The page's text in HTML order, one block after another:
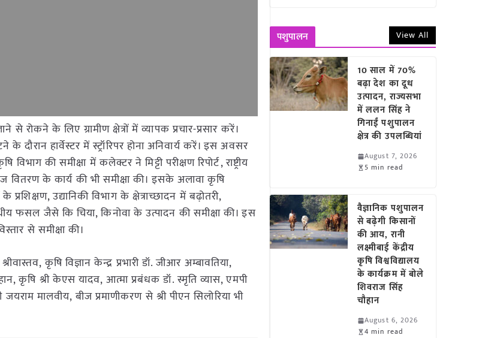
के लिए ग्रामीण क्षेत्रों में व्यापक प्रचार-प्रसार करें।
हार्वेस्टर में स्ट्रॉरिपर होना अनिवार्य करें। इस अवसर
की समीक्षा में कलेक्टर ने मिट्टी परीक्षण रिपोर्ट, राष्ट्रीय
वितरण के कार्य की भी समीक्षा की। इसके अलावा कृषि
उद्यानिकी विभाग के क्षेत्राच्छादन में बढ़ोतरी,
फसल जैसे कि चिया, किनोवा के उत्पादन की समीक्षा की। इस
से समीक्षा की।
कृषि विज्ञान केन्द्र प्रभारी डॉ. जीआर अम्बावतिया,
कृषि श्री केएस यादव, आत्मा प्रबंधक डॉ. स्मृति व्यास, एमपी
मालवीय, बीज प्रमाणीकरण से श्री पीएन सिलोरिया भी
पशुपालन View All
10 साल में 70%
बढ़ा देश का दूध
उत्पादन, राज्यसभा
में ललन सिंह ने
गिनाईं पशुपालन
क्षेत्र की उपलब्धियां
August 7, 2026
5 min read
वैज्ञानिक पशुपालन
से बढ़ेगी किसानों
की आय, रानी
लक्ष्मीबाई केंद्रीय
कृषि विश्वविद्यालय
के कार्यक्रम में बोले
शिवराज सिंह
चौहान
August 6, 2026
4 min read